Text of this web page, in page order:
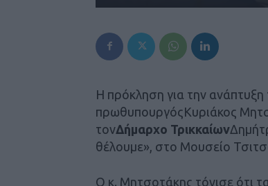
Η πρόκληση για την ανάπτυξη
πρωθυπουργόςΚυριάκος
τονΔήμαρχο Τρικκαίων
θέλουμε», στο Μουσείο
Ο κ. Μητσοτάκης τόνισε ότι